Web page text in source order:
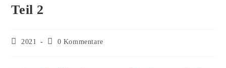
Teil 2
2021 0 Kommentare